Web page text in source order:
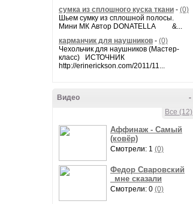
сумка из сплошного куска ткани - (0)
Шьем сумку из сплошной полосы.
Мини МК Автор DONATELLA &...
карманчик для наушников - (0)
Чехольчик для наушников (Мастер-
класс) ИСТОЧНИК
http://erinerickson.com/2011/11...
-
Видео
Все (12)
Аффинаж - Самый
(ковёр)
Смотрели: 1 (0)
Федор Сваровский
_мне сказали
Смотрели: 0 (0)